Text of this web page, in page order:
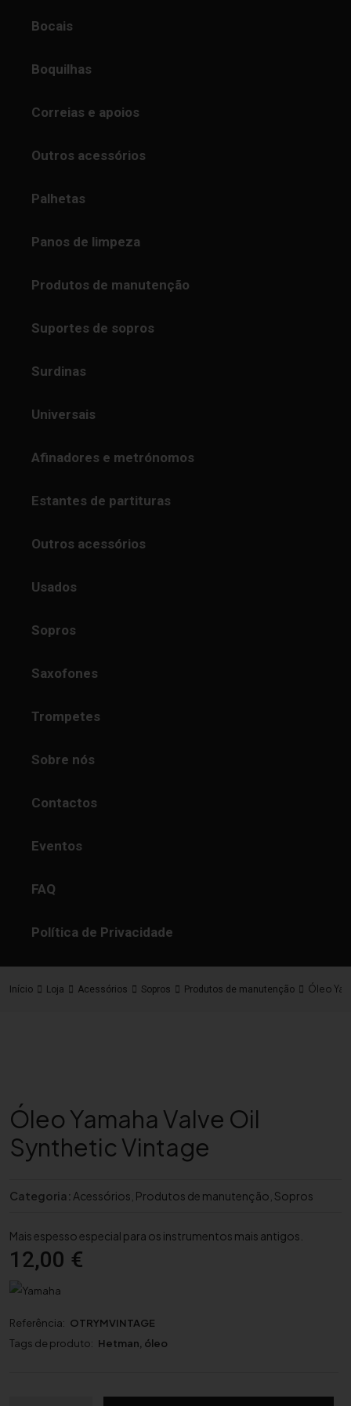
Bocais
Boquilhas
Correias e apoios
Outros acessórios
Palhetas
Panos de limpeza
Produtos de manutenção
Suportes de sopros
Surdinas
Universais
Afinadores e metrónomos
Estantes de partituras
Outros acessórios
Usados
Sopros
Saxofones
Trompetes
Sobre nós
Contactos
Eventos
FAQ
Política de Privacidade
Início Loja Acessórios Sopros Produtos de manutenção Óleo
Óleo Yamaha Valve Oil
Synthetic Vintage
Categoria: Acessórios Produtos de manutenção Sopros
Mais espesso especial para os instrumentos mais antigos.
12,00 €
Referência: OTRYMVINTAGE
Tags de produto: Hetman óleo